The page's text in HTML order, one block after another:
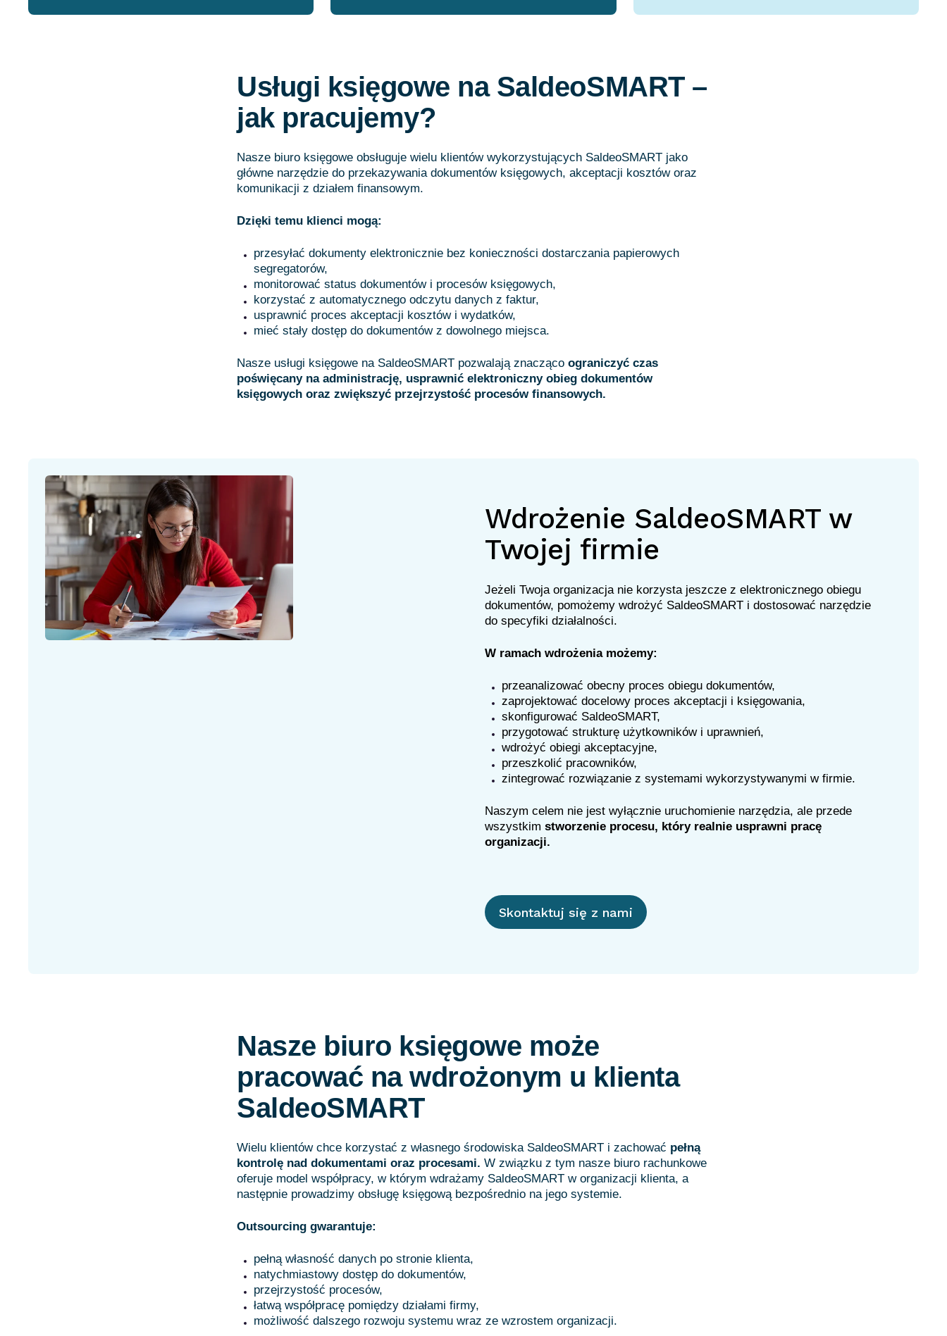
Usługi księgowe na SaldeoSMART –
jak pracujemy?
Nasze biuro księgowe obsługuje wielu klientów wykorzystujących SaldeoSMART jako
główne narzędzie do przekazywania dokumentów księgowych, akceptacji kosztów oraz
komunikacji z działem finansowym.
Dzięki temu klienci mogą:
przesyłać dokumenty elektronicznie bez konieczności dostarczania papierowych
segregatorów,
monitorować status dokumentów i procesów księgowych,
korzystać z automatycznego odczytu danych z faktur,
usprawnić proces akceptacji kosztów i wydatków,
mieć stały dostęp do dokumentów z dowolnego miejsca.
Nasze usługi księgowe na SaldeoSMART pozwalają znacząco ograniczyć czas
poświęcany na administrację, usprawnić elektroniczny obieg dokumentów
księgowych oraz zwiększyć przejrzystość procesów finansowych.
Wdrożenie SaldeoSMART w
Twojej firmie
Jeżeli Twoja organizacja nie korzysta jeszcze z elektronicznego obiegu
dokumentów, pomożemy wdrożyć SaldeoSMART i dostosować narzędzie
do specyfiki działalności.
W ramach wdrożenia możemy:
przeanalizować obecny proces obiegu dokumentów,
zaprojektować docelowy proces akceptacji i księgowania,
skonfigurować SaldeoSMART,
przygotować strukturę użytkowników i uprawnień,
wdrożyć obiegi akceptacyjne,
przeszkolić pracowników,
zintegrować rozwiązanie z systemami wykorzystywanymi w firmie.
Naszym celem nie jest wyłącznie uruchomienie narzędzia, ale przede
wszystkim stworzenie procesu, który realnie usprawni pracę
organizacji.
Skontaktuj się z nami
Nasze biuro księgowe może
pracować na wdrożonym u klienta
SaldeoSMART
Wielu klientów chce korzystać z własnego środowiska SaldeoSMART i zachować pełną
kontrolę nad dokumentami oraz procesami. W związku z tym nasze biuro rachunkowe
oferuje model współpracy, w którym wdrażamy SaldeoSMART w organizacji klienta, a
następnie prowadzimy obsługę księgową bezpośrednio na jego systemie.
Outsourcing gwarantuje:
pełną własność danych po stronie klienta,
natychmiastowy dostęp do dokumentów,
przejrzystość procesów,
łatwą współpracę pomiędzy działami firmy,
możliwość dalszego rozwoju systemu wraz ze wzrostem organizacji.